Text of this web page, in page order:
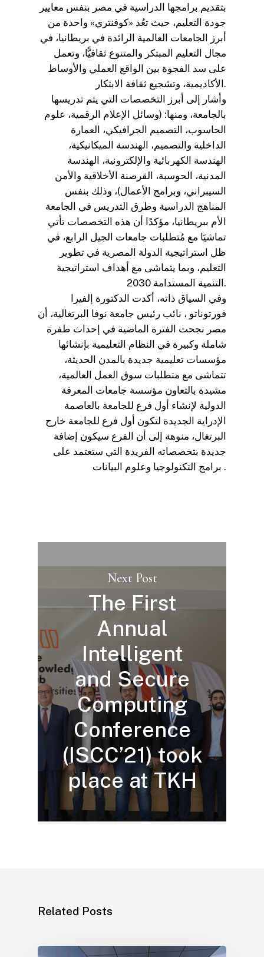
بتقديم برامجها الدراسية في مصر بنفس معايير
جودة التعليم، حيث تعُد «كوفنتري» واحدة من
أبرز الجامعات العالمية الرائدة في بريطانيا، في
مجال التعليم المبتكر والمتنوع ثقافيًّا، وتعمل
على سد الفجوة بين الواقع العملي والأوساط
الأكاديمية، وتشجيع ثقافة الابتكار.
وأشار إلى أبرز التخصصات التي يتم تدريسها
بالجامعة، ومنها: (وسائل الإعلام الرقمية، علوم
الحاسوب، التصميم الجرافيكي، العمارة
الداخلية والتصميم، الهندسة الميكانيكية،
الهندسة الكهربائية والإلكترونية، الهندسة
المدنية، الحوسبة، القرصنة الأخلاقية والأمن
السيبراني، وبرامج الأعمال)، وذلك بنفس
المناهج الدراسية وطرق التدريس في الجامعة
الأم ببريطانيا، مؤكدًا أن هذه التخصصات تأتي
تماشيَا مع مُتطلبات جامعات الجيل الرابع، في
ظل استراتيجية الدولة المصرية في تطوير
التعليم، وبما يتماشى مع أهداف استراتيجية
التنمية المستدامة 2030.
وفي السياق ذاته، أكدت الدكتورة إلفيرا
فورتوناتو ، نائب رئيس جامعة نوفا البرتغالية، أن
مصر نجحت الفترة الماضية في إحداث طفرة
شاملة وكبيرة في النظام التعليمية بإنشائها
مؤسسات تعليمية جديدة بالمدن الحديثة،
تتماشى مع متطلبات سوق العمل العالمية،
مشيدة بالتعاون مؤسسة جامعات المعرفة
الدولية لإنشاء أول فرع للجامعة بالعاصمة
الإدراية الجديدة لتكون أول فرع للجامعة خارج
البرتغال، منوهة إلى أن الفرع سيكون إضافة
جديدة بتخصصاته الفريدة التي ستعتمد على
برامج التكنولوجيا وعلوم البيانات .
Next Post
The First
Annual
Intelligent
and Secure
Computing
Conference
(ISCC’21) took
place at TKH
Related Posts